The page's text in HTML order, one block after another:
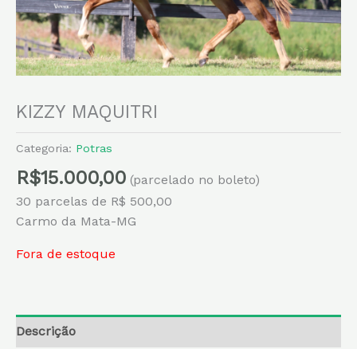
KIZZY MAQUITRI
Categoria: Potras
R$15.000,00 (parcelado no boleto)
30 parcelas de R$ 500,00
Carmo da Mata-MG
Fora de estoque
Descrição